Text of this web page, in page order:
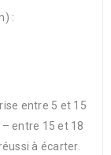
:
entre 5 et 15
entre 15 et 18
à écarter.